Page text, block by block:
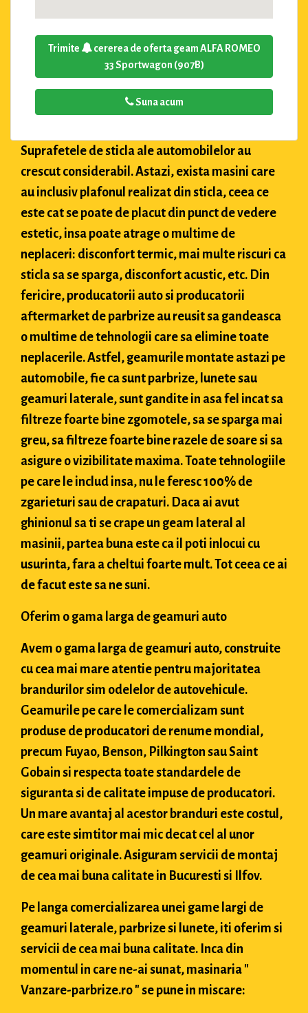
Trimite
cererea de oferta geam ALFA ROMEO
33 Sportwagon (907B)
Suna acum
Suprafetele de sticla ale automobilelor au
crescut considerabil. Astazi, exista masini care
au inclusiv plafonul realizat din sticla, ceea ce
este cat se poate de placut din punct de vedere
estetic, insa poate atrage o multime de
neplaceri: disconfort termic, mai multe riscuri ca
sticla sa se sparga, disconfort acustic, etc. Din
fericire, producatorii auto si producatorii
aftermarket de parbrize au reusit sa gandeasca
o multime de tehnologii care sa elimine toate
neplacerile. Astfel, geamurile montate astazi pe
automobile, fie ca sunt parbrize, lunete sau
geamuri laterale, sunt gandite in asa fel incat sa
filtreze foarte bine zgomotele, sa se sparga mai
greu, sa filtreze foarte bine razele de soare si sa
asigure o vizibilitate maxima. Toate tehnologiile
pe care le includ insa, nu le feresc 100% de
zgarieturi sau de crapaturi. Daca ai avut
ghinionul sa ti se crape un geam lateral al
masinii, partea buna este ca il poti inlocui cu
usurinta, fara a cheltui foarte mult. Tot ceea ce ai
de facut este sa ne suni.
Oferim o gama larga de geamuri auto
Avem o gama larga de geamuri auto, construite
cu cea mai mare atentie pentru majoritatea
brandurilor sim odelelor de autovehicule.
Geamurile pe care le comercializam sunt
produse de producatori de renume mondial,
precum Fuyao, Benson, Pilkington sau Saint
Gobain si respecta toate standardele de
siguranta si de calitate impuse de producatori.
Un mare avantaj al acestor branduri este costul,
care este simtitor mai mic decat cel al unor
geamuri originale. Asiguram servicii de montaj
de cea mai buna calitate in Bucuresti si Ilfov.
Pe langa comercializarea unei game largi de
geamuri laterale, parbrize si lunete, iti oferim si
servicii de cea mai buna calitate. Inca din
momentul in care ne-ai sunat, masinaria "
Vanzare-parbrize.ro " se pune in miscare: